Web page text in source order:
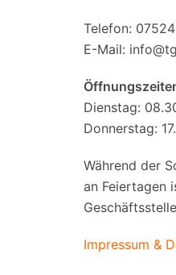
Telefon:
E-Mail:
Dienstag:
Donnerstag:
Während der
an Feiertagen
Impressum &